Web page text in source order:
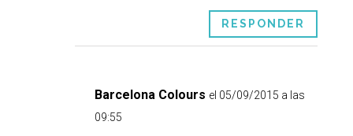
RESPONDER
Barcelona Colours el 05/09/2015 a las
09:55